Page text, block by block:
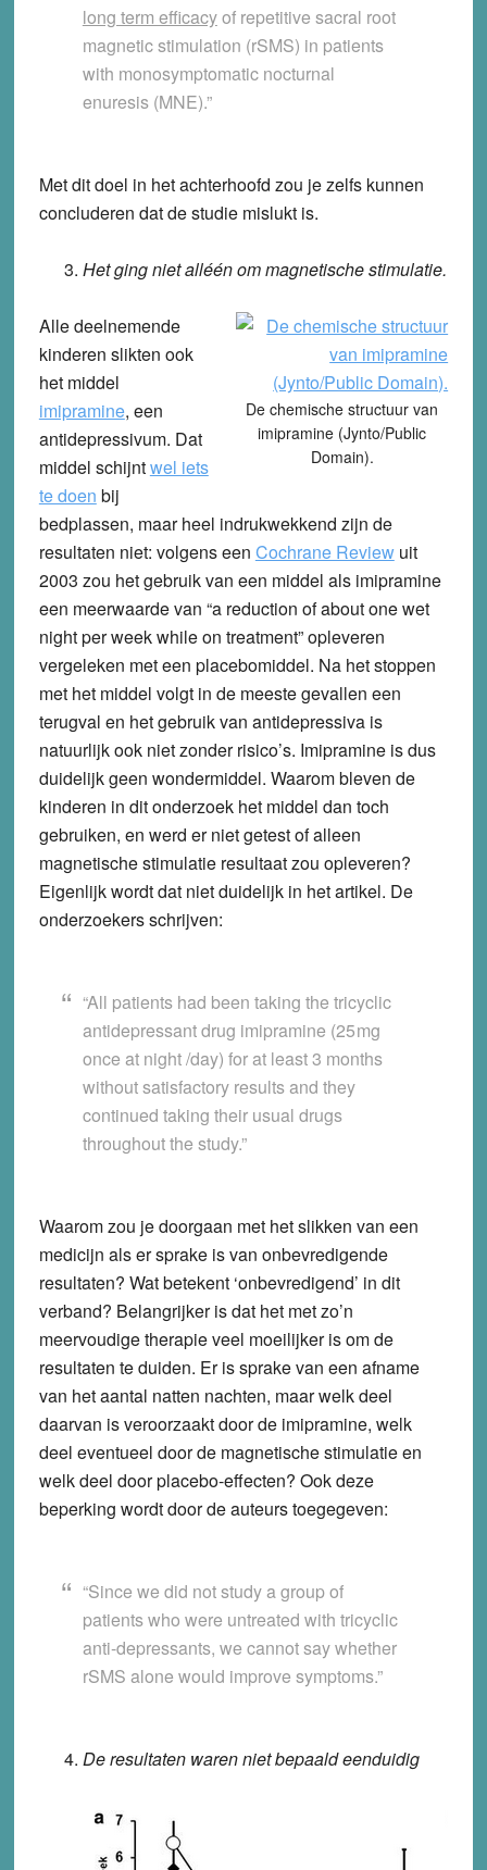
long term efficacyof repetitive sacral root
magnetic stimulation (rSMS) in patients
with monosymptomatic nocturnal
enuresis (MNE).”
Met dit doel in het achterhoofd zou je zelfs kunnen
concluderen dat de studie mislukt is.
Het ging niet alléén om magnetische stimulatie.
De chemische structuur van
imipramine (Jynto/Public
Domain).
Alle deelnemende
kinderen slikten ook
het middel
imipramine, een
antidepressivum. Dat
middel schijntwel iets
te doen bij
bedplassen, maar heel indrukwekkend zijn de
resultaten niet: volgens een Cochrane Reviewuit
2003 zou het gebruik van een middel als imipramine
een meerwaarde van “a reduction of about one wet
night per week while on treatment” opleveren
vergeleken met een placebomiddel. Na het stoppen
met het middel volgt in de meeste gevallen een
terugval en het gebruik van antidepressiva is
natuurlijk ook niet zonder risico’s. Imipramine is dus
duidelijk geen wondermiddel. Waarom bleven de
kinderen in dit onderzoek het middel dan toch
gebruiken, en werd er niet getest of alleen
magnetische stimulatie resultaat zou opleveren?
Eigenlijk wordt dat niet duidelijk in het artikel. De
onderzoekers schrijven:
“All patients had been taking the tricyclic
antidepressant drug imipramine (25 mg
once at night /day) for at least 3 months
without satisfactory results and they
continued taking their usual drugs
throughout the study.”
Waarom zou je doorgaan met het slikken van een
medicijn als er sprake is van onbevredigende
resultaten? Wat betekent ‘onbevredigend’ in dit
verband? Belangrijker is dat het met zo’n
meervoudige therapie veel moeilijker is om de
resultaten te duiden. Er is sprake van een afname
van het aantal natten nachten, maar welk deel
daarvan is veroorzaakt door de imipramine, welk
deel eventueel door de magnetische stimulatie en
welk deel door placebo-effecten? Ook deze
beperking wordt door de auteurs toegegeven:
“Since we did not study a group of
patients who were untreated with tricyclic
anti-depressants, we cannot say whether
rSMS alone would improve symptoms.”
De resultaten waren niet bepaald eenduidig